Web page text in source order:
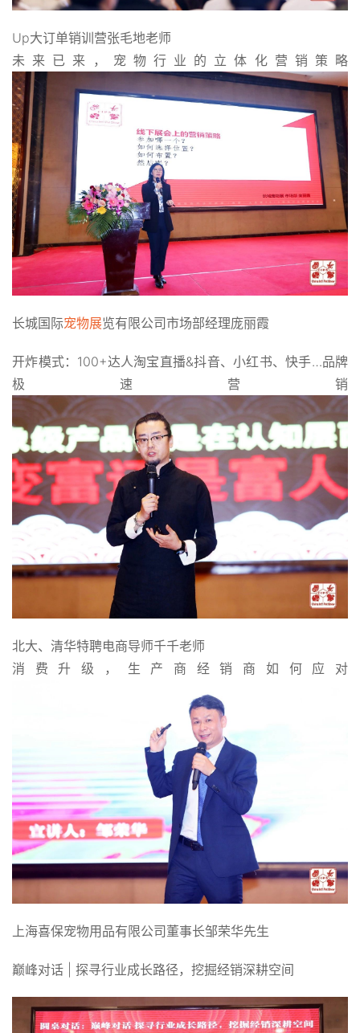
Up大订单销训营张毛地老师
未来已来，宠物行业的立体化营销策略
长城国际宠物展览有限公司市场部经理庞丽霞
开炸模式：100+达人淘宝直播&抖音、小红书、快手…品牌
极速营销
北大、清华特聘电商导师千千老师
消费升级，生产商经销商如何应对
上海喜保宠物用品有限公司董事长邹荣华先生
巅峰对话 | 探寻行业成长路径，挖掘经销深耕空间